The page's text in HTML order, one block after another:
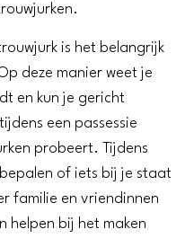
is het belangrijk
deze manier weet je
en kun je gericht
een passessie
probeert. Tijdens
of iets bij je staat
familie en vriendinnen
helpen bij het maken